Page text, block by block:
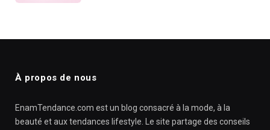
À propos de nous
EnamTendance.com est un blog consacré à la mode, à la
beauté et aux tendances lifestyle. Le site partage des conseils